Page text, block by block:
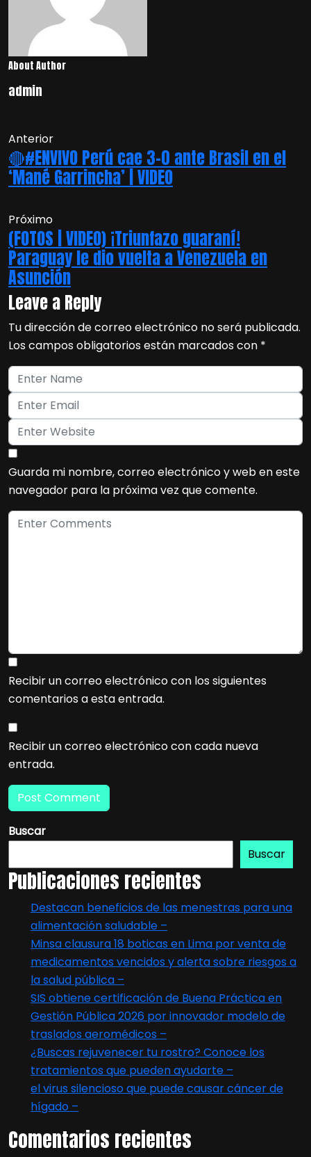
About Author
admin
Anterior
🔴#ENVIVO Perú cae 3-0 ante Brasil en el
‘Mané Garrincha’ | VIDEO
Próximo
(FOTOS | VIDEO) ¡Triunfazo guaraní!
Paraguay le dio vuelta a Venezuela en
Asunción
Leave a Reply
Tu dirección de correo electrónico no será publicada.
Los campos obligatorios están marcados con *
Guarda mi nombre, correo electrónico y web en este
navegador para la próxima vez que comente.
Recibir un correo electrónico con los siguientes
comentarios a esta entrada.
Recibir un correo electrónico con cada nueva
entrada.
Buscar
Buscar
Publicaciones recientes
Destacan beneficios de las menestras para una
alimentación saludable –
Minsa clausura 18 boticas en Lima por venta de
medicamentos vencidos y alerta sobre riesgos a
la salud pública –
SIS obtiene certificación de Buena Práctica en
Gestión Pública 2026 por innovador modelo de
traslados aeromédicos –
¿Buscas rejuvenecer tu rostro? Conoce los
tratamientos que pueden ayudarte –
el virus silencioso que puede causar cáncer de
hígado –
Comentarios recientes